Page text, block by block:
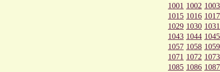
1001 1002 1003
1015 1016 1017
1029 1030 1031
1043 1044 1045
1057 1058 1059
1071 1072 1073
1085 1086 1087